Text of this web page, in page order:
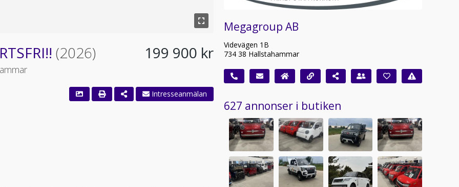
(2026) 199 900 kr
Intresseanmälan
Megagroup AB
Videvägen 1B
734 38 Hallstahammar
627 annonser i butiken